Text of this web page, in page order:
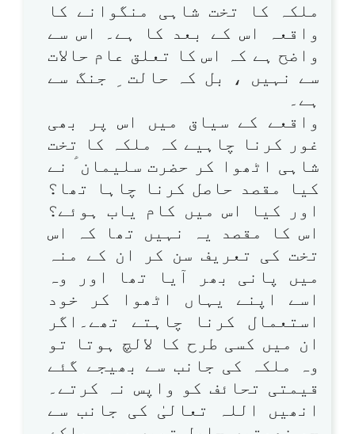
ملکہ کا تخت شاہی منگوانے کا
واقعہ اس کے بعد کا ہے۔ اس سے
واضح ہے کہ اس کا تعلق عام حالات
سے نہیں ، بل کہ حالت ِ جنگ سے
ہے۔
واقعے کے سیاق میں اس پر بھی
غور کرنا چاہیے کہ ملکہ کا تخت
شاہی اٹھوا کر حضرت سلیمان ؑ نے
کیا مقصد حاصل کرنا چاہا تھا؟
اور کیا اس میں کام یاب ہوئے؟
اس کا مقصد یہ نہیں تھا کہ اس
تخت کی تعریف سن کر ان کے منہ
میں پانی بھر آیا تھا اور وہ
اسے اپنے یہاں اٹھوا کر خود
استعمال کرنا چاہتے تھے۔اگر
ان میں کسی طرح کا لالچ ہوتا تو
وہ ملکہ کی جانب سے بھیجے گئے
قیمتی تحائف کو واپس نہ کرتے۔
انھیں اللہ تعالیٰ کی جانب سے